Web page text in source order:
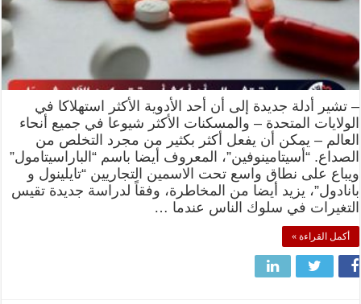
– تشير أدلة جديدة إلى أن أحد الأدوية الأكثر استهلاكا في
الولايات المتحدة – والمسكنات الأكثر شيوعا في جميع أنحاء
العالم – يمكن أن يفعل أكثر بكثير من مجرد التخلص من
الصداع. “أسيتامينوفين”، المعروف أيضا باسم “الباراسيتامول”
ويباع على نطاق واسع تحت الاسمين التجاريين “تايلينول و
بانادول”، يزيد أيضا من المخاطرة، وفقاً لدراسة جديدة تقيس
التغيرات في سلوك الناس عندما …
أكمل القراءة »